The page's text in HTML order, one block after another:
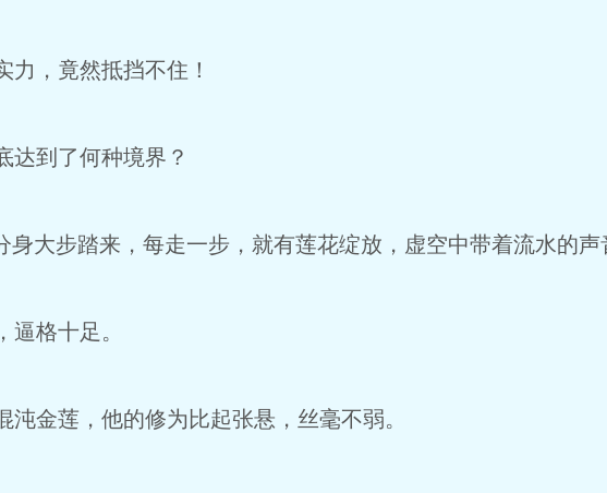
，竟然抵挡不住！
到了何种境界？
大步踏来，每走一步，就有莲花绽放，虚空中带着流水的声
格十足。
金莲，他的修为比起张悬，丝毫不弱。